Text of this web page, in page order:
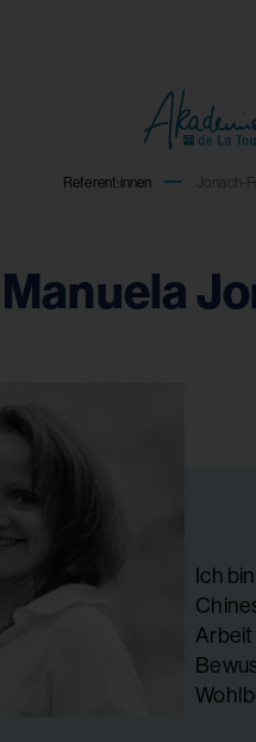
Referent:innen Jonach-
Manuela
Ich
Arbeit